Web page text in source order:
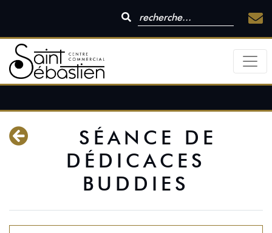
SÉANCE DE
DÉDICACES
BUDDIES